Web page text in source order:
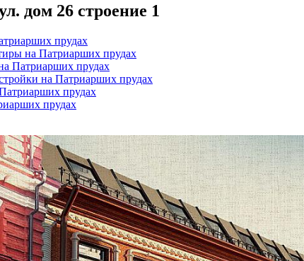
дом 26 строение 1
прудах
на Патриарших прудах
Патриарших прудах
на Патриарших прудах
прудах
прудах